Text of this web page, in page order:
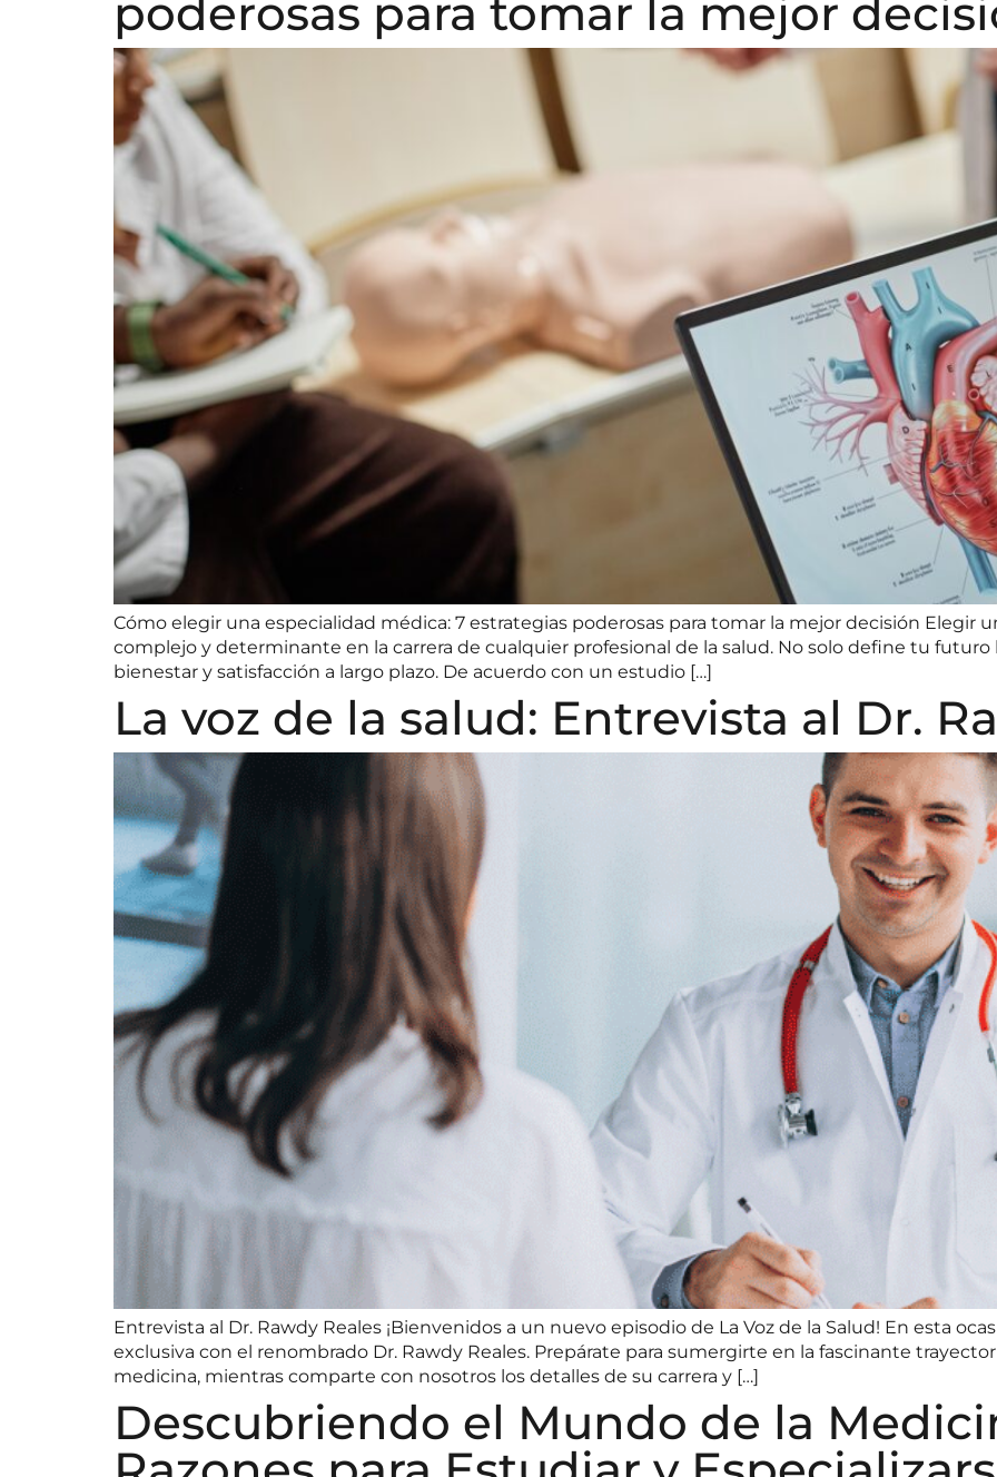
poderosas para tomar la mejor
Cómo elegir una especialidad médica: 7 estrategias poderosas para tomar la mejor decisión Elegir
complejo y determinante en la carrera de cualquier profesional de la salud. No solo define tu
bienestar y satisfacción a largo plazo. De acuerdo con un estudio […]
La voz de la salud: Entrevista al Dr.
Entrevista al Dr. Rawdy Reales ¡Bienvenidos a un nuevo episodio de La Voz de la Salud! En esta
exclusiva con el renombrado Dr. Rawdy Reales. Prepárate para sumergirte en la fascinante
medicina, mientras comparte con nosotros los detalles de su carrera y […]
Descubriendo el Mundo de la